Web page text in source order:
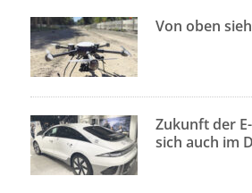
Von oben
Zukunft der
sich auch im